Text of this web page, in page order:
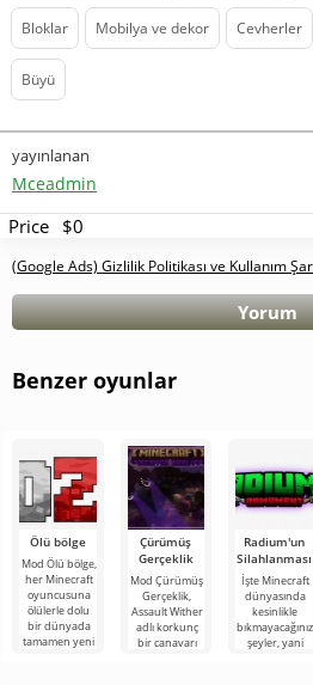
Bloklar Mobilya ve dekor Cevherler
Büyü
yayınlanan
Mceadmin
Price $0
(Google Ads) Gizlilik Politikası ve Kullanım
Yorum
Benzer oyunlar
Ölü bölge
Mod Ölü bölge,
her Minecraft
oyuncusuna
ölülerle dolu
bir dünyada
tamamen yeni
Çürümüş
Gerçeklik
Mod Çürümüş
Gerçeklik,
Assault Wither
adlı korkunç
bir canavarı
Radium'un
Silahlanması
İşte Minecraft
dünyasında
kesinlikle
bıkmayacağınız
şeyler, yani